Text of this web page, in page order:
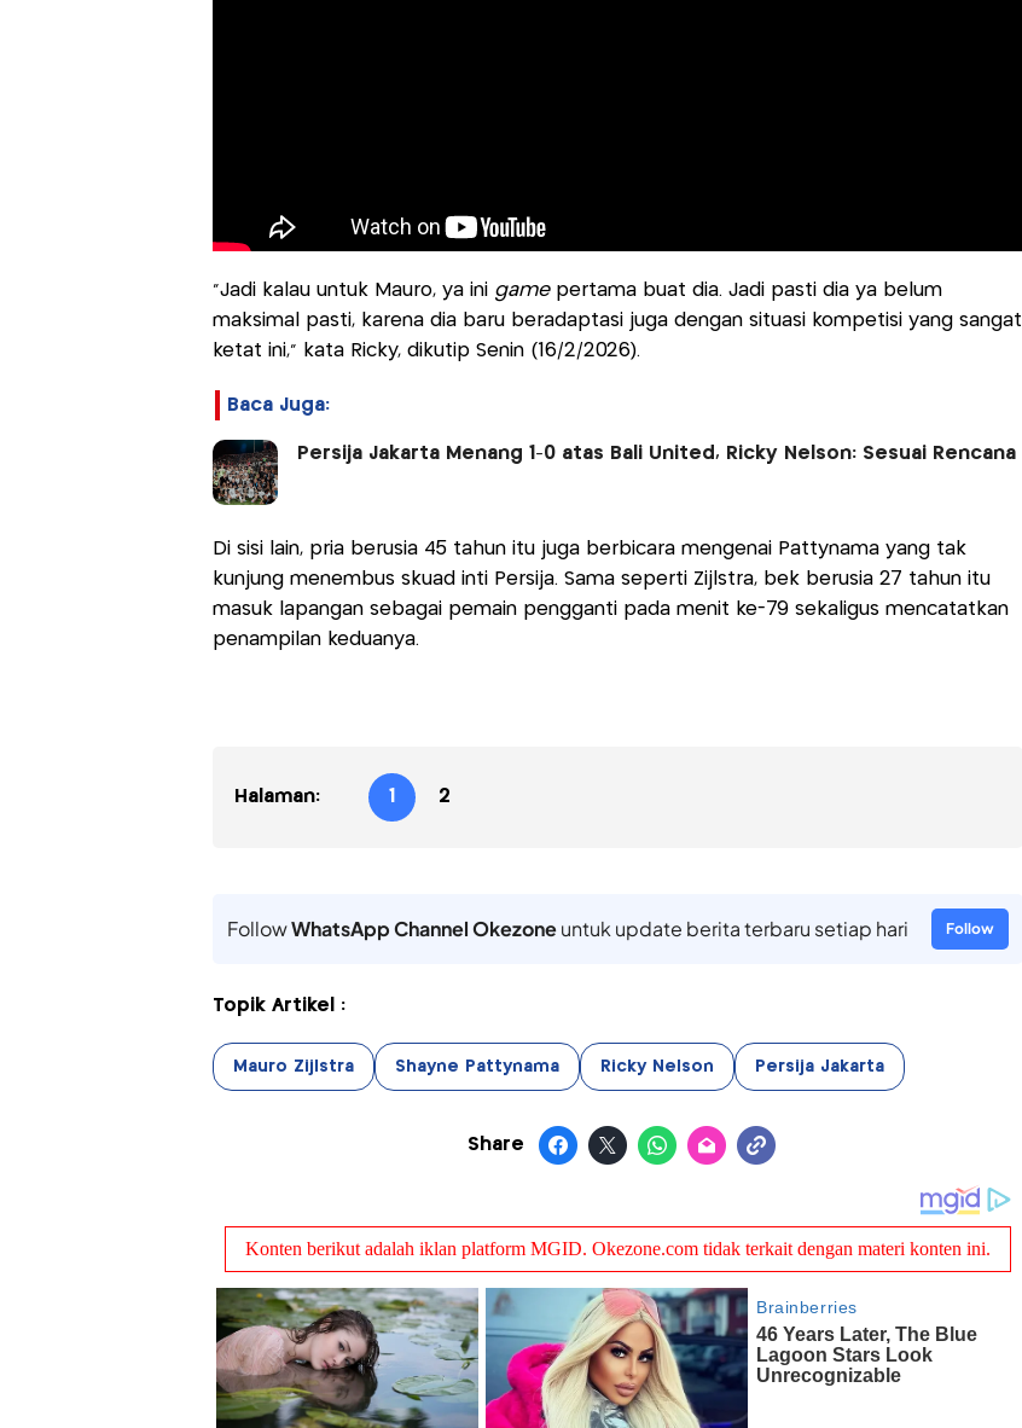
“Jadi kalau untuk Mauro, ya ini gamepertama buat dia. Jadi pasti dia ya belum
maksimal pasti, karena dia baru beradaptasi juga dengan situasi kompetisi yang sangat
ketat ini,” kata Ricky, dikutip Senin (16/2/2026).
Baca Juga:
Persija Jakarta Menang 1-0 atas Bali United, Ricky Nelson: Sesuai Rencana
Di sisi lain, pria berusia 45 tahun itu juga berbicara mengenai Pattynama yang tak
kunjung menembus skuad inti Persija. Sama seperti Zijlstra, bek berusia 27 tahun itu
masuk lapangan sebagai pemain pengganti pada menit ke-79 sekaligus mencatatkan
penampilan keduanya.
Halaman: 1 2
FollowWhatsApp Channel Okezoneuntuk update berita terbaru setiap hari Follow
Topik Artikel :
Mauro Zijlstra Shayne Pattynama Ricky Nelson Persija Jakarta
Share